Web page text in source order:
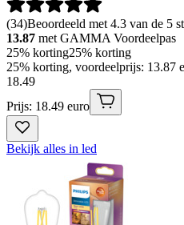
(34)Beoordeeld met 4.3 van de 5
13.87 met GAMMA Voordeelpas
25% korting25% korting
25% korting, voordeelprijs: 13.87
18.49
Prijs: 18.49 euro
Bekijk alles in led